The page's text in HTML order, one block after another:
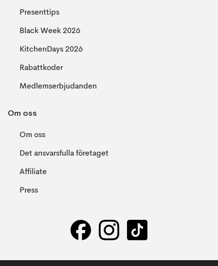
Presenttips
Black Week 2026
KitchenDays 2026
Rabattkoder
Medlemserbjudanden
Om oss
Om oss
Det ansvarsfulla företaget
Affiliate
Press